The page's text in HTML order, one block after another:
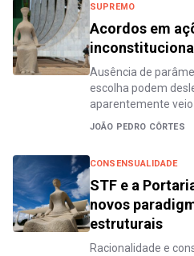
SUPREMO
Acordos em
Ausência de
escolha podem
aparentemente
JOÃO PEDRO CÔRTES
CONSENSUALIDADE
STF e a
novos
estruturais
Racionalidade e